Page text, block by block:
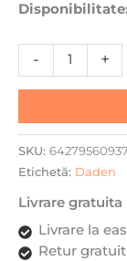
-
C
la
USB-
C
cu
Afisaj
Digital,
Incarcare
Rapida,
Ultra
+
SKU:
Etichetă: Daden
Livrare gratuita
Livrare la
Retur